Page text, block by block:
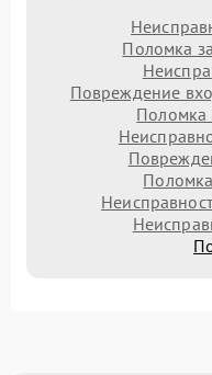
Поломка
Повреждение
Поломка